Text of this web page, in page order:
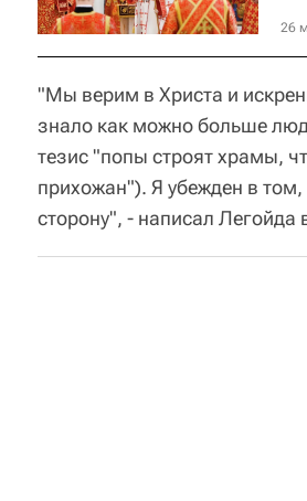
26
"Мы верим в Христа и
знало как можно больше
тезис "попы строят храмы,
прихожан"). Я убежден в
сторону", - написал Легойда